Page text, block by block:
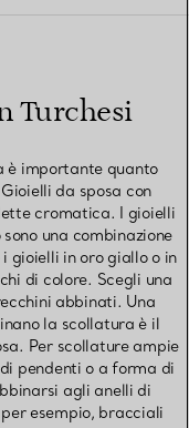
Turchesi
è importante quanto
da sposa con
cromatica. I gioielli
una combinazione
gioielli in oro giallo o in
di colore. Scegli una
abbinati. Una
la scollatura è il
Per scollature ampie
pendenti o a forma di
agli anelli di
esempio, bracciali